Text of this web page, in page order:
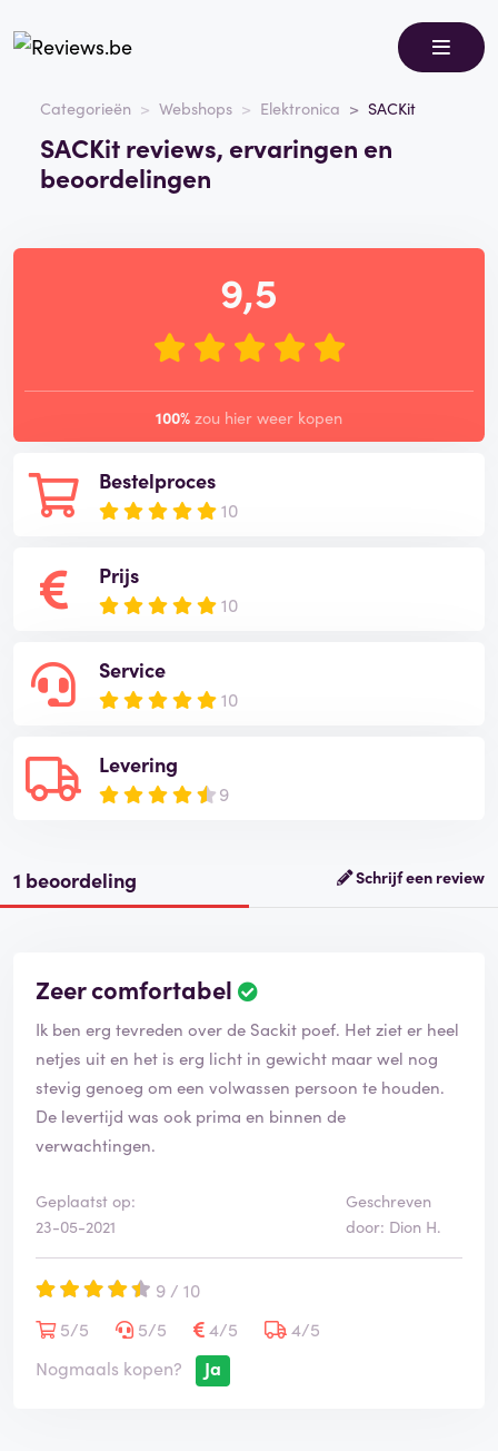
Categorieën Webshops Elektronica SACKit
SACKit reviews, ervaringen en
beoordelingen
Bestelproces
10
Prijs
10
Service
10
Levering
9
9,5
100% zou hier weer kopen
1 beoordeling Schrijf een review
Zeer comfortabel
Ik ben erg tevreden over de Sackit poef. Het ziet er heel
netjes uit en het is erg licht in gewicht maar wel nog
stevig genoeg om een volwassen persoon te houden.
De levertijd was ook prima en binnen de
verwachtingen.
Geplaatst op:
23-05-2021
Geschreven
door: Dion H.
9 / 10
5/5
5/5 4/5
4/5
Nogmaals kopen?
Ja